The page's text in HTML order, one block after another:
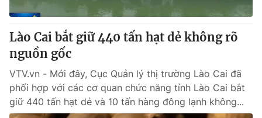
Lào Cai bắt giữ 440 tấn hạt dẻ không rõ
nguồn gốc
VTV.vn - Mới đây, Cục Quản lý thị trường Lào Cai đã
phối hợp với các cơ quan chức năng tỉnh Lào Cai bắt
giữ 440 tấn hạt dẻ và 10 tấn hàng đông lạnh không...